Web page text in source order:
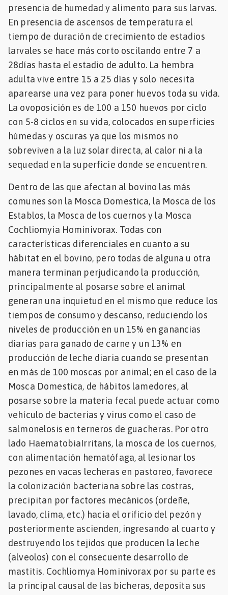
presencia de humedad y alimento para sus larvas.
En presencia de ascensos de temperatura el
tiempo de duración de crecimiento de estadios
larvales se hace más corto oscilando entre 7 a
28días hasta el estadio de adulto. La hembra
adulta vive entre 15 a 25 días y solo necesita
aparearse una vez para poner huevos toda su vida.
La ovoposición es de 100 a 150 huevos por ciclo
con 5-8 ciclos en su vida, colocados en superficies
húmedas y oscuras ya que los mismos no
sobreviven a la luz solar directa, al calor ni a la
sequedad en la superficie donde se encuentren.
Dentro de las que afectan al bovino las más
comunes son la Mosca Domestica, la Mosca de los
Establos, la Mosca de los cuernos y la Mosca
Cochliomyia Hominivorax. Todas con
características diferenciales en cuanto a su
hábitat en el bovino, pero todas de alguna u otra
manera terminan perjudicando la producción,
principalmente al posarse sobre el animal
generan una inquietud en el mismo que reduce los
tiempos de consumo y descanso, reduciendo los
niveles de producción en un 15% en ganancias
diarias para ganado de carne y un 13% en
producción de leche diaria cuando se presentan
en más de 100 moscas por animal; en el caso de la
Mosca Domestica, de hábitos lamedores, al
posarse sobre la materia fecal puede actuar como
vehículo de bacterias y virus como el caso de
salmonelosis en terneros de guacheras. Por otro
lado HaematobiaIrritans, la mosca de los cuernos,
con alimentación hematófaga, al lesionar los
pezones en vacas lecheras en pastoreo, favorece
la colonización bacteriana sobre las costras,
precipitan por factores mecánicos (ordeñe,
lavado, clima, etc.) hacia el orificio del pezón y
posteriormente ascienden, ingresando al cuarto y
destruyendo los tejidos que producen la leche
(alveolos) con el consecuente desarrollo de
mastitis. Cochliomya Hominivorax por su parte es
la principal causal de las bicheras, deposita sus